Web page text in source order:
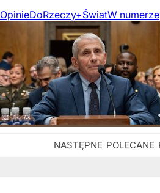
OpinieDoRzeczy+ŚwiatW numerze